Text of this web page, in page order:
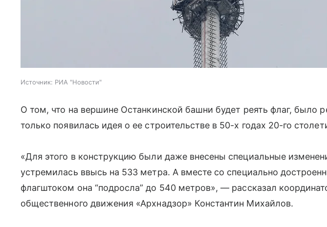
Источник: РИА "Новости"
О том, что на вершине Останкинской башни будет реять флаг, было
только появилась идея о ее строительстве в 50-х годах 20-го
«Для этого в конструкцию были даже внесены специальные
устремилась ввысь на 533 метра. А вместе со специально
флагштоком она “подросла” до 540 метров», — рассказал
общественного движения «Архнадзор» Константин Михайлов.